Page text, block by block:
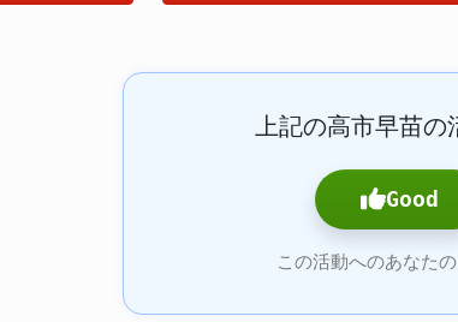
上記の高市早苗の
Good
この活動へのあなた